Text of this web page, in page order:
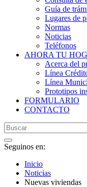
Guía de
Lugares de
Normas
Noticias
Teléfonos
AHORA TU
Acerca del
Línea
Línea
Prototipos
FORMULARIO
CONTACTO
Seguinos en:
Inicio
Noticias
Nuevas viviendas